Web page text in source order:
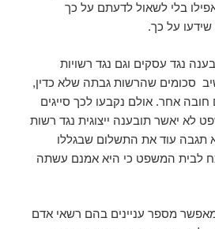
אפילו בלי לשאול לדעתם על כך
על כך.
נגד עסקים וגם נגד רשויות
סכומים שהרשות גבתה שלא כדין,
אחר. אולם נקבעו לכך סייגים
לא יאשר תובענה ייצוגית נגד רשות
תגבה עוד את התשלום שבגללו
לבית המשפט כי היא אמנם עשתה
מספר עניינים בהם רשאי אדם